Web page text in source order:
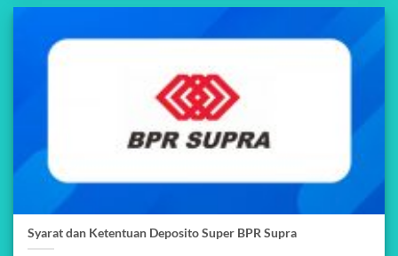
Syarat dan Ketentuan Deposito Super BPR Supra